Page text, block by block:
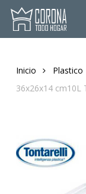
Skip
main
Inicio Plastico
36x26x14 cm10L